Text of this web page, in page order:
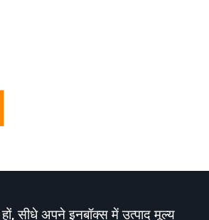
सीधे अपने इनबॉक्स में उत्पाद मूल्य